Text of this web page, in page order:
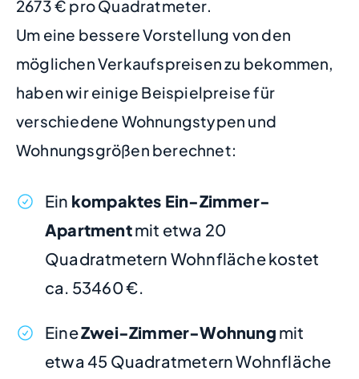
2673 € pro Quadratmeter.
Um eine bessere Vorstellung von den
möglichen Verkaufspreisen zu bekommen,
haben wir einige Beispielpreise für
verschiedene Wohnungstypen und
Wohnungsgrößen berechnet:
Ein kompaktes Ein-Zimmer-
Apartmentmit etwa 20
Quadratmetern Wohnfläche kostet
ca. 53460 €.
EineZwei-Zimmer-Wohnung mit
etwa 45 Quadratmetern Wohnfläche